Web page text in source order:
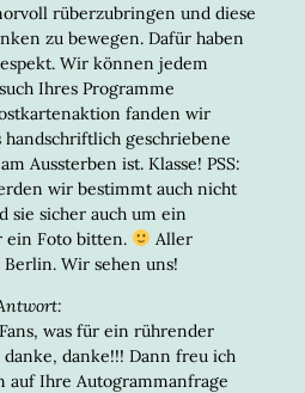
rüberzubringen und diese
zu bewegen. Dafür haben
Wir können jedem
Ihres Programme
fanden wir
handschriftlich geschriebene
Aussterben ist. Klasse! PSS:
wir bestimmt auch nicht
sie sicher auch um ein
Foto bitten.
Aller
Wir sehen uns!
was für ein rührender
danke!!! Dann freu ich
auf Ihre Autogrammanfrage